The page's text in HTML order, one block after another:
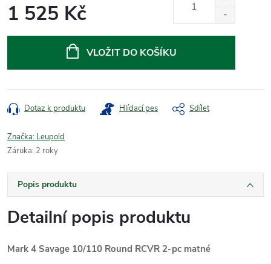
1 525 Kč
VLOŽIT DO KOŠÍKU
Dotaz k produktu Hlídací pes Sdílet
Značka: Leupold
Záruka: 2 roky
Popis produktu
Detailní popis produktu
Mark 4 Savage 10/110 Round RCVR 2-pc matné